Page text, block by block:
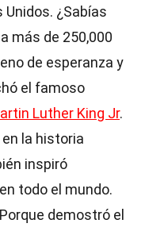
¿Sabías
más de 250,000
de esperanza y
el famoso
Luther King Jr.
la historia
inspiró
todo el mundo.
Porque demostró el